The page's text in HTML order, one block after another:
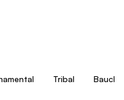
Tribal Bauch